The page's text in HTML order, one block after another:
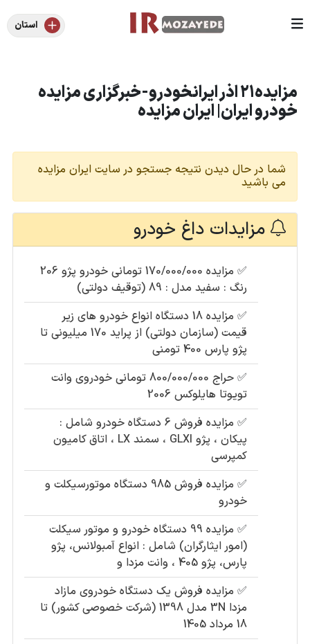
استان
مزایده21 اذر ایرانخودرو-خبرگزاری مزایده
خودرو ایران| ایران مزایده
شما در حال دیدن نتیجه جستجو در سایت ایران مزایده
می باشید
مزایدات داغ خودرو
✅
مزایده 170/000/000 تومانی خودرو پژو 206
رنگ : سفید مدل : 89 (توقیف دولتی)
✅
مزایده 18 دستگاه انواع خودرو های زیر
قیمت (سازمان دولتی) از پراید 170 میلیونی تا
پژو پارس 400 تومنی
✅
حراج 800/000/000 تومانی خودروی وانت
تویوتا هایلوکس 2006
✅
مزایده فروش 6 دستگاه خودرو شامل :
پیکان ، پژو GLXI ، سمند LX ، اتاق کامیون
کمپرسی
✅
مزایده فروش 985 دستگاه موتورسیکلت و
خودرو
✅
مزایده 99 دستگاه خودرو و موتور سیکلت
(امور ایثارگران) شامل : انواع آمبولانس، پژو
پارس، پژو 405 ، وانت مزدا و
✅ مزایده فروش یک دستگاه خودروی مازاد
مزدا 3N مدل 1398 (شرکت خصوصی کشور) تا
18 مرداد 1405